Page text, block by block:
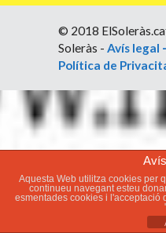
© 2018
Soleràs - Avís legal -
Política de
Aquesta Web utilitza cookies per
continueu navegant esteu
esmentades cookies i l'acceptació